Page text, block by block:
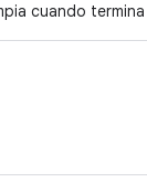
cuando termina